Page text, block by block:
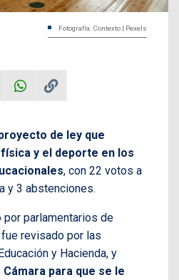
Fotografía: Contexto | Pexels
de ley que
y el deporte en los
, con 22 votos a
y 3 abstenciones.
por parlamentarios de
revisado por las
y Hacienda, y
para que se le